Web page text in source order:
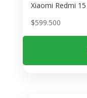
$599.500